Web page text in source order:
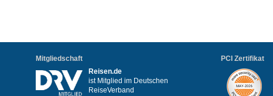
Mitgliedschaft
Reisen.de
ist Mitglied im Deutschen
ReiseVerband
PCI Zertifikat